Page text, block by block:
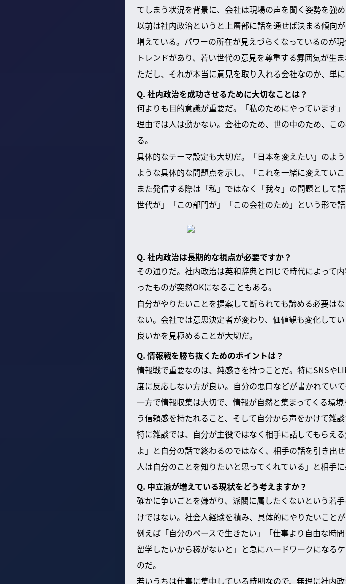
てしまう状況を背景に、会社は現場の声を聞く姿勢を強め
以前は社内政治というと上層部に話を通せば決まる傾向
増えている。パワーの所在が見えづらくなっているのが
トレンドがあり、若い世代の意見を尊重する雰囲気が生ま
ただし、それが本当に意見を取り入れる会社なのか、単
Q. 社内政治を成功させるために大切なことは？
何よりも目的意識が重要だ。「私のためにやっています
理由では人は動かない。会社のため、世の中のため、こ
る。
具体的なテーマ設定も大切だ。「日本を変えたい」のよ
ような具体的な問題点を示し、「これを一緒に変えてい
また発信する際は「私」ではなく「我々」の問題として
世代が」「この部門が」「この会社のため」という形で
Q. 社内政治は長期的な視点が必要ですか？
その通りだ。社内政治は英和辞典と同じで時代によって
ったものが突然OKになることもある。
自分がやりたいことを提案して断られても諦める必要は
ない。会社では意思決定者が変わり、価値観も変化して
良いかを見極めることが大切だ。
Q. 情報戦を勝ち抜くためのポイントは？
情報戦で重要なのは、鈍感さを持つことだ。特にSNSや
度に反応しない方が良い。自分の悪口などが書かれてい
一方で情報収集は大切で、情報が自然と集まってくる環
う信頼感を持たれること、そして自分から声をかけて雑
特に雑談では、自分が主役ではなく相手に話してもらえ
よ」と自分の話で終わるのではなく、相手の話を引き出
人は自分のことを知りたいと思ってくれている」と相手に
Q. 中立派が増えている現状をどう考えますか？
確かに争いごとを嫌がり、派閥に属したくないという若
けではない。社会人経験を積み、具体的にやりたいこと
例えば「自分のペースで生きたい」「仕事より自由な時
留学したいから稼がないと」と急にハードワークになる
のだ。
若いうちは仕事に集中している時期なので、無理に社内